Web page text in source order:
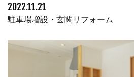
2022.11.21
駐車場増設・玄関リフォーム